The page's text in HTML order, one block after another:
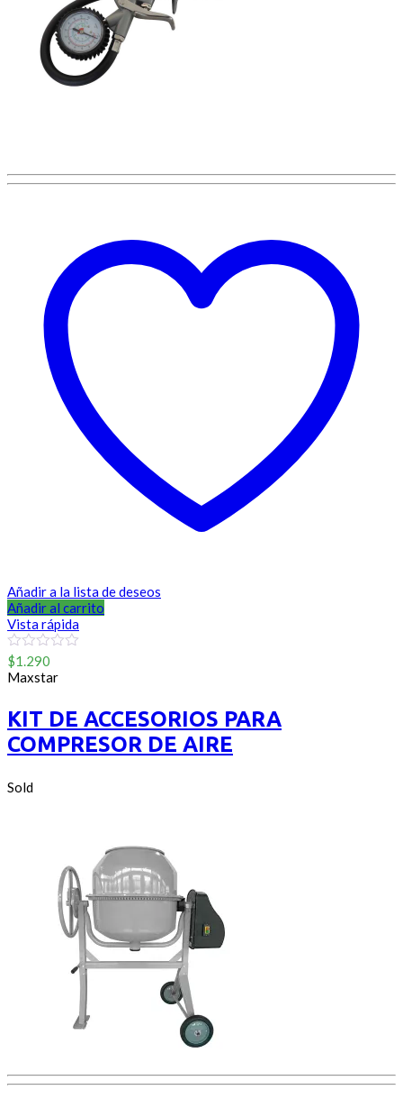
Añadir a la lista de deseos
Añadir al carrito
Vista rápida
0
out
of
$1.290
Maxstar
KIT DE ACCESORIOS PARA
COMPRESOR DE AIRE
Sold